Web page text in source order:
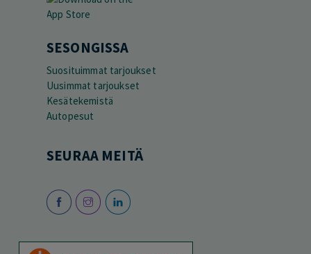
SESONGISSA
Suosituimmat tarjoukset
Uusimmat tarjoukset
Kesätekemistä
Autopesut
SEURAA MEITÄ